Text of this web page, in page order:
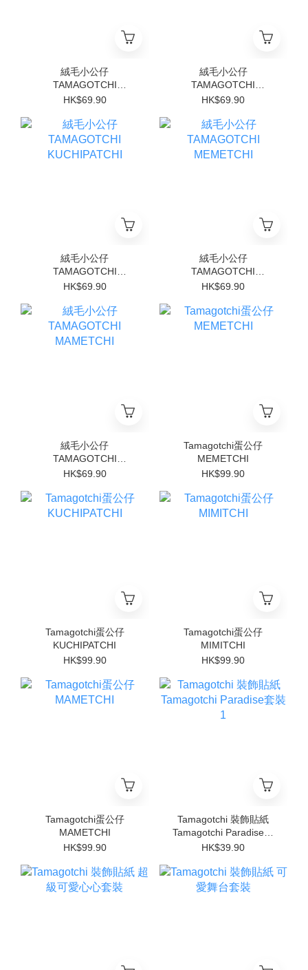
絨毛小公仔
TAMAGOTCHI
GINJIROTCHI
HK$69.90
絨毛小公仔
TAMAGOTCHI
MIMITCHI
HK$69.90
絨毛小公仔
TAMAGOTCHI
KUCHIPATCHI
HK$69.90
絨毛小公仔
TAMAGOTCHI
MEMETCHI
HK$69.90
絨毛小公仔
TAMAGOTCHI
MAMETCHI
HK$69.90
Tamagotchi蛋公仔
MEMETCHI
HK$99.90
Tamagotchi蛋公仔
KUCHIPATCHI
HK$99.90
Tamagotchi蛋公仔
MIMITCHI
HK$99.90
Tamagotchi蛋公仔
MAMETCHI
HK$99.90
Tamagotchi 裝飾貼紙
Tamagotchi Paradise套
裝1
HK$39.90